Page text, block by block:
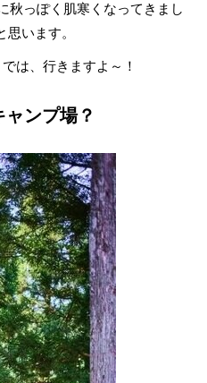
っぽく肌寒くなってきまし
います。
は、行きますよ～！
ンプ場？